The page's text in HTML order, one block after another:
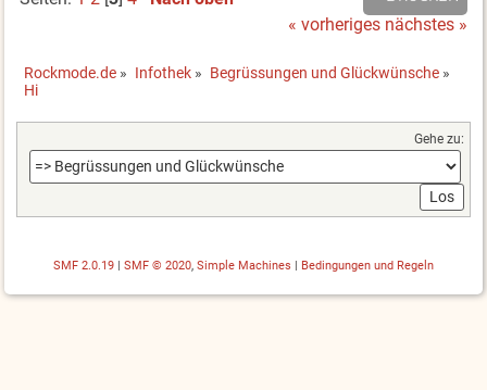
« vorheriges nächstes »
Rockmode.de » Infothek » Begrüssungen und Glückwünsche »
Hi
Gehe zu:
SMF 2.0.19 SMF © 2020, Simple Machines Bedingungen und Regeln